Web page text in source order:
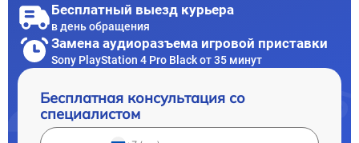
Бесплатный выезд курьера
в день обращения
Замена аудиоразъема игровой приставки
Sony PlayStation 4 Pro Black от 35 минут
Бесплатная консультация со
специалистом